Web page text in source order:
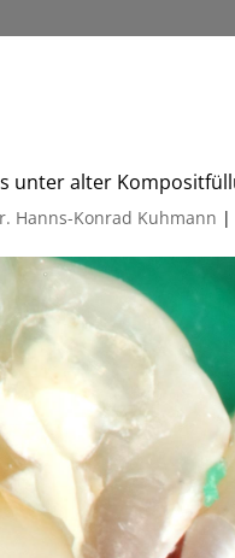
unter alter
Hanns-Konrad Kuhmann |